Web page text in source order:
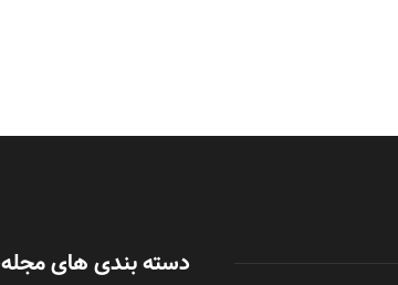
دسته بندی های مجله